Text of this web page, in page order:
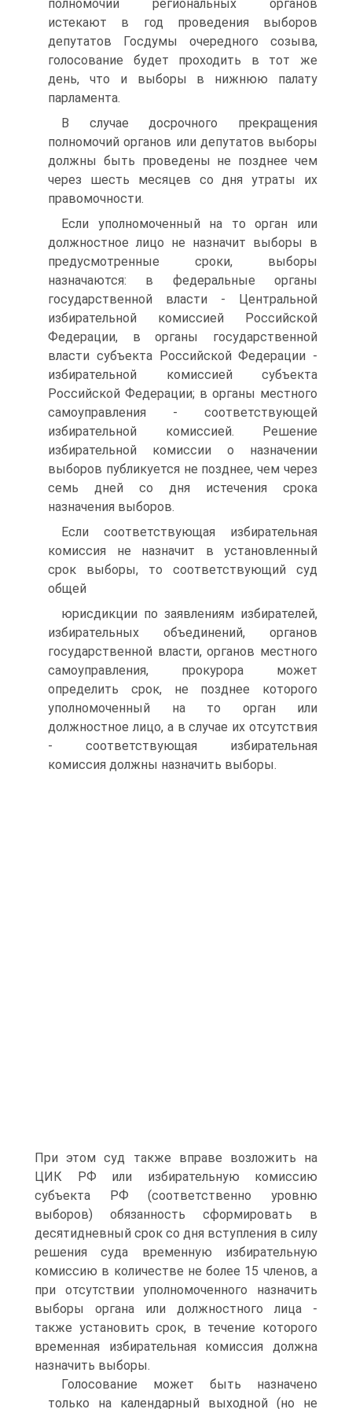
полномочий региональных органов
истекают в год проведения выборов
депутатов Госдумы очередного созыва,
голосование будет проходить в тот же
день, что и выборы в нижнюю палату
парламента.
В случае досрочного прекращения
полномочий органов или депутатов выборы
должны быть проведены не позднее чем
через шесть месяцев со дня утраты их
правомочности.
Если уполномоченный на то орган или
должностное лицо не назначит выборы в
предусмотренные сроки, выборы
назначаются: в федеральные органы
государственной власти - Центральной
избирательной комиссией Российской
Федерации, в органы государственной
власти субъекта Российской Федерации -
избирательной комиссией субъекта
Российской Федерации; в органы местного
самоуправления - соответствующей
избирательной комиссией. Решение
избирательной комиссии о назначении
выборов публикуется не позднее, чем через
семь дней со дня истечения срока
назначения выборов.
Если соответствующая избирательная
комиссия не назначит в установленный
срок выборы, то соответствующий суд
общей
юрисдикции по заявлениям избирателей,
избирательных объединений, органов
государственной власти, органов местного
самоуправления, прокурора может
определить срок, не позднее которого
уполномоченный на то орган или
должностное лицо, а в случае их отсутствия
- соответствующая избирательная
комиссия должны назначить выборы.
При этом суд также вправе возложить на
ЦИК РФ или избирательную комиссию
субъекта РФ (соответственно уровню
выборов) обязанность сформировать в
десятидневный срок со дня вступления в силу
решения суда временную избирательную
комиссию в количестве не более 15 членов, а
при отсутствии уполномоченного назначить
выборы органа или должностного лица -
также установить срок, в течение которого
временная избирательная комиссия должна
назначить выборы.
Голосование может быть назначено
только на календарный выходной (но не